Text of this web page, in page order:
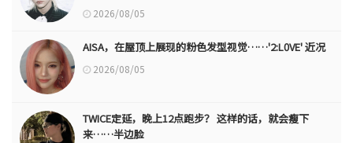
2026/08/05
AISA，在屋顶上展现的粉色发型视觉……'2:L0VE' 近况
2026/08/05
TWICE定延，晚上12点跑步？ 这样的话，就会瘦下
来……半边脸